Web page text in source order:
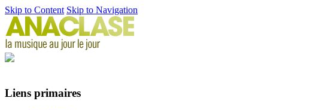
Skip to Content Skip to Navigation
Liens primaires